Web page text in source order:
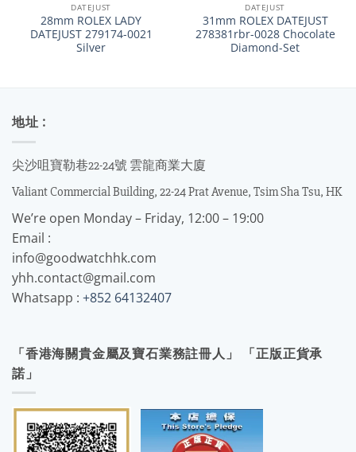
DATEJUST
28mm ROLEX LADY
DATEJUST 279174-0021
Silver
DATEJUST
31mm ROLEX DATEJUST
278381rbr-0028 Chocolate
Diamond-Set
地址 :
尖沙咀寶勒巷22-24號 雲龍商業大廈
Valiant Commercial Building, 22-24 Prat Avenue, Tsim Sha Tsu, HK
We’re open Monday – Friday, 12:00 – 19:00
Email :
info@goodwatchhk.com
yhh.contact@gmail.com
Whatsapp : +852 64132407
「香港海關貴金屬及寶石業務註冊人」 「正版正貨承
諾」